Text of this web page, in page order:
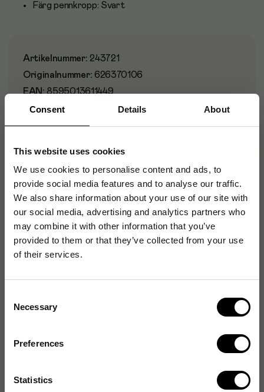
Consent Details About
This website uses cookies
We use cookies to personalise content and ads, to
provide social media features and to analyse our traffic.
We also share information about your use of our site with
our social media, advertising and analytics partners who
may combine it with other information that you’ve
provided to them or that they’ve collected from your use
of their services.
Selection
Necessary
Preferences
Statistics
Färg pennkropp: Svart
Artikelnummer: 243721
Originalnummer: 626370106
EAN: 8595013611449
Produktalternativ
Overheadpenna Ergo permanent, fine, 4-pack
Overheadpenna Ergo permanent, medium, 4-pack